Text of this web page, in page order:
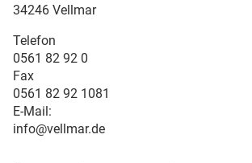
34246 Vellmar
Telefon
0561 82 92 0
Fax
0561 82 92 1081
E-Mail:
info@vellmar.de